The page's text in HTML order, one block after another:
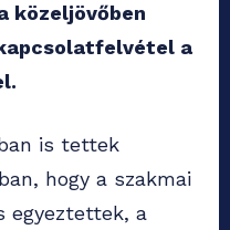
közeljövőben
a
is tettek
hogy a szakmai
egyeztettek, a